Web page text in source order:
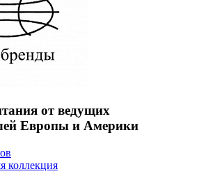
от ведущих
Европы и Америки
коллекция